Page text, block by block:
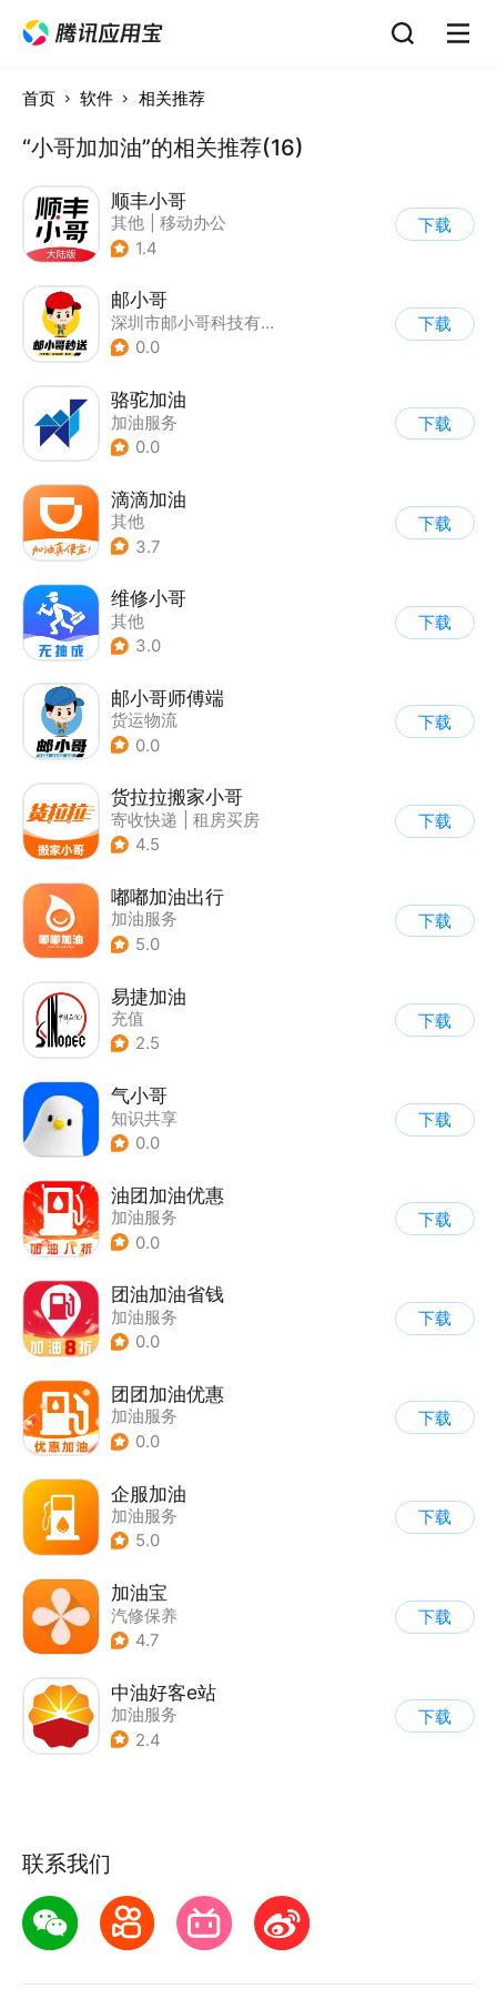
首页 软件 相关推荐
“小哥加加油”的相关推荐(16)
顺丰小哥
其他
移动办公
1.4
下载
邮小哥
深圳市邮小哥科技有限公司
0.0
下载
骆驼加油
加油服务
0.0
下载
滴滴加油
其他
3.7
下载
维修小哥
其他
3.0
下载
邮小哥师傅端
货运物流
0.0
下载
货拉拉搬家小哥
寄收快递
租房买房
4.5
下载
嘟嘟加油出行
加油服务
5.0
下载
易捷加油
充值
2.5
下载
气小哥
知识共享
0.0
下载
油团加油优惠
加油服务
0.0
下载
团油加油省钱
加油服务
0.0
下载
团团加油优惠
加油服务
0.0
下载
企服加油
加油服务
5.0
下载
加油宝
汽修保养
4.7
下载
中油好客e站
加油服务
2.4
下载
联系我们